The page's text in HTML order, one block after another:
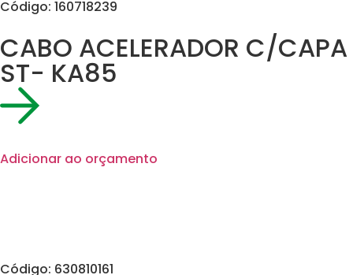
Código: 160718239
CABO ACELERADOR C/CAPA
ST- KA85
Adicionar ao orçamento
Código: 630810161